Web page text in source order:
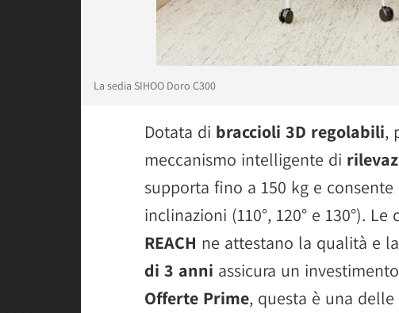
La sedia SIHOO Doro C300
Dotata di braccioli 3D regolabili,
meccanismo intelligente di
supporta fino a 150 kg e
inclinazioni (110°, 120° e 130°).
REACH ne attestano la qualità e
di 3 anni assicura un
Offerte Prime, questa è una